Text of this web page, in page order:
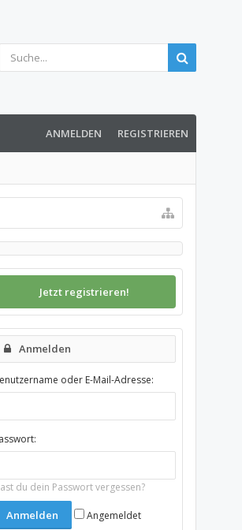
ANMELDEN REGISTRIEREN
Jetzt registrieren!
Anmelden
oder E-Mail-Adresse:
du dein Passwort vergessen?
Angemeldet